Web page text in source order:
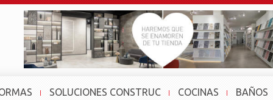
SOLUCIONES CONSTRUC COCINAS BAÑOS